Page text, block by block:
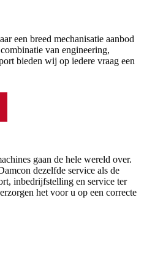
een breed mechanisatie aanbod
van engineering,
bieden wij op iedere vraag een
gaan de hele wereld over.
dezelfde service als de
inbedrijfstelling en service ter
het voor u op een correcte